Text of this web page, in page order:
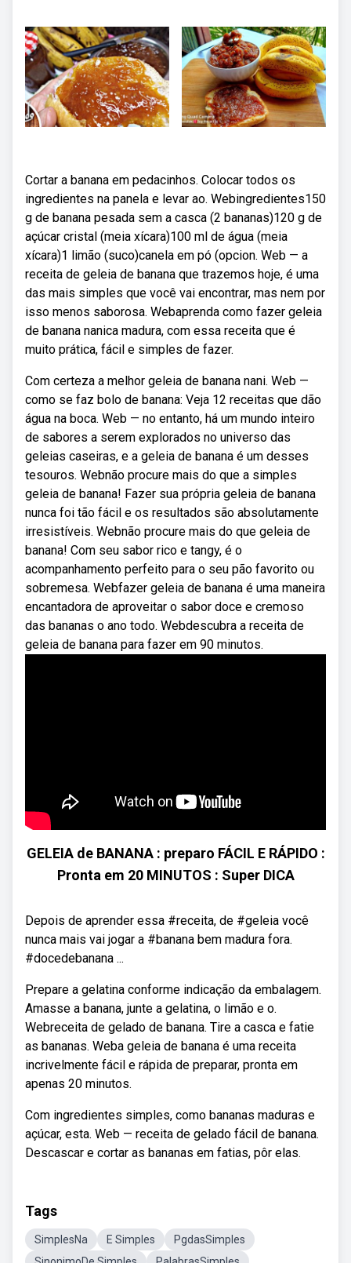
Cortar a banana em pedacinhos. Colocar todos os
ingredientes na panela e levar ao. Webingredientes150
g de banana pesada sem a casca (2 bananas)120 g de
açúcar cristal (meia xícara)100 ml de água (meia
xícara)1 limão (suco)canela em pó (opcion. Web — a
receita de geleia de banana que trazemos hoje, é uma
das mais simples que você vai encontrar, mas nem por
isso menos saborosa. Webaprenda como fazer geleia
de banana nanica madura, com essa receita que é
muito prática, fácil e simples de fazer.
Com certeza a melhor geleia de banana nani. Web —
como se faz bolo de banana: Veja 12 receitas que dão
água na boca. Web — no entanto, há um mundo inteiro
de sabores a serem explorados no universo das
geleias caseiras, e a geleia de banana é um desses
tesouros. Webnão procure mais do que a simples
geleia de banana! Fazer sua própria geleia de banana
nunca foi tão fácil e os resultados são absolutamente
irresistíveis. Webnão procure mais do que geleia de
banana! Com seu sabor rico e tangy, é o
acompanhamento perfeito para o seu pão favorito ou
sobremesa. Webfazer geleia de banana é uma maneira
encantadora de aproveitar o sabor doce e cremoso
das bananas o ano todo. Webdescubra a receita de
geleia de banana para fazer em 90 minutos.
GELEIA de BANANA : preparo FÁCIL E RÁPIDO :
Pronta em 20 MINUTOS : Super DICA
Depois de aprender essa #receita, de #geleia você
nunca mais vai jogar a #banana bem madura fora.
#docedebanana ...
Prepare a gelatina conforme indicação da embalagem.
Amasse a banana, junte a gelatina, o limão e o.
Webreceita de gelado de banana. Tire a casca e fatie
as bananas. Weba geleia de banana é uma receita
incrivelmente fácil e rápida de preparar, pronta em
apenas 20 minutos.
Com ingredientes simples, como bananas maduras e
açúcar, esta. Web — receita de gelado fácil de banana.
Descascar e cortar as bananas em fatias, pôr elas.
Tags
SimplesNa E Simples
PgdasSimples